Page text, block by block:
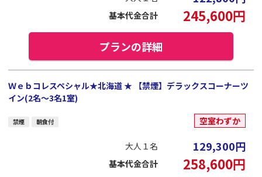
基本代金合計 245,600円
プランの詳細
Ｗｅｂコレスペシャル★北海道 ★ 【禁煙】デラックスコーナーツ
イン(2名～3名1室)
禁煙 朝食付 空室わずか
大人１名 129,300円
基本代金合計 258,600円